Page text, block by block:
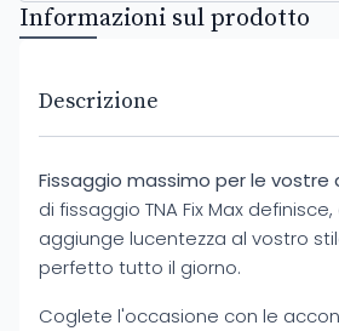
Informazioni sul prodotto
Descrizione
Fissaggio massimo per le vostre
di fissaggio TNA Fix Max
aggiunge lucentezza al vostro
perfetto tutto il giorno.
Coglete l'occasione con le